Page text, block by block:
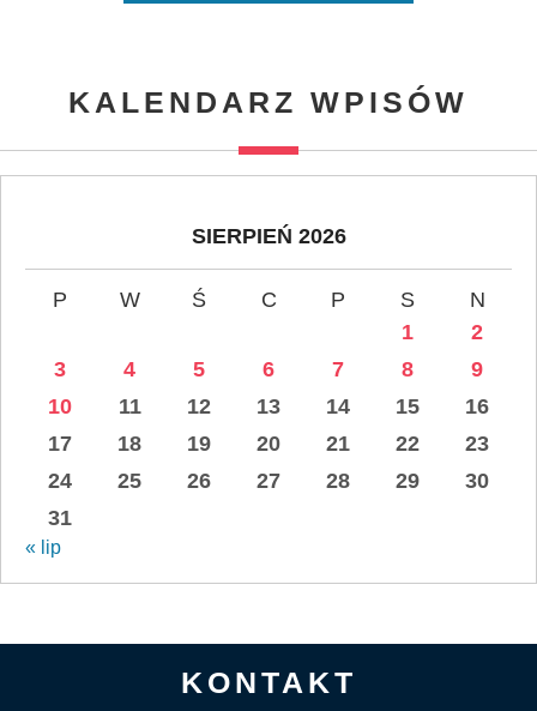
KALENDARZ WPISÓW
SIERPIEŃ 2026
P W Ś C P S
N
1
2
3
4 5 6 7 8
9
10
11 12 13 14 15
16
17
18 19 20 21 22
23
24
25 26 27 28 29
30
31
« lip
KONTAKT